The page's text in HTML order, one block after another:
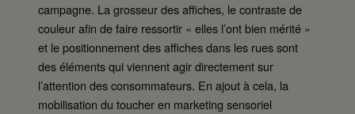
campagne. La grosseur des affiches, le contraste de
couleur afin de faire ressortir « elles l’ont bien mérité »
et le positionnement des affiches dans les rues sont
des éléments qui viennent agir directement sur
l’attention des consommateurs. En ajout à cela, la
mobilisation du toucher en marketing sensoriel